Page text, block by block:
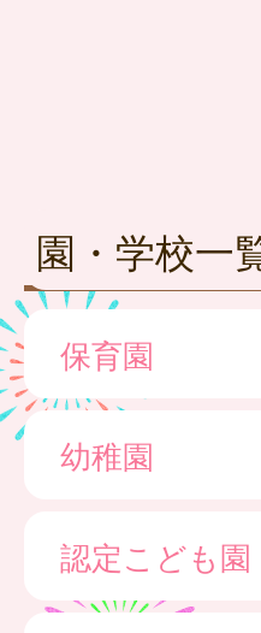
園・学校一
保育園
幼稚園
認定こども園